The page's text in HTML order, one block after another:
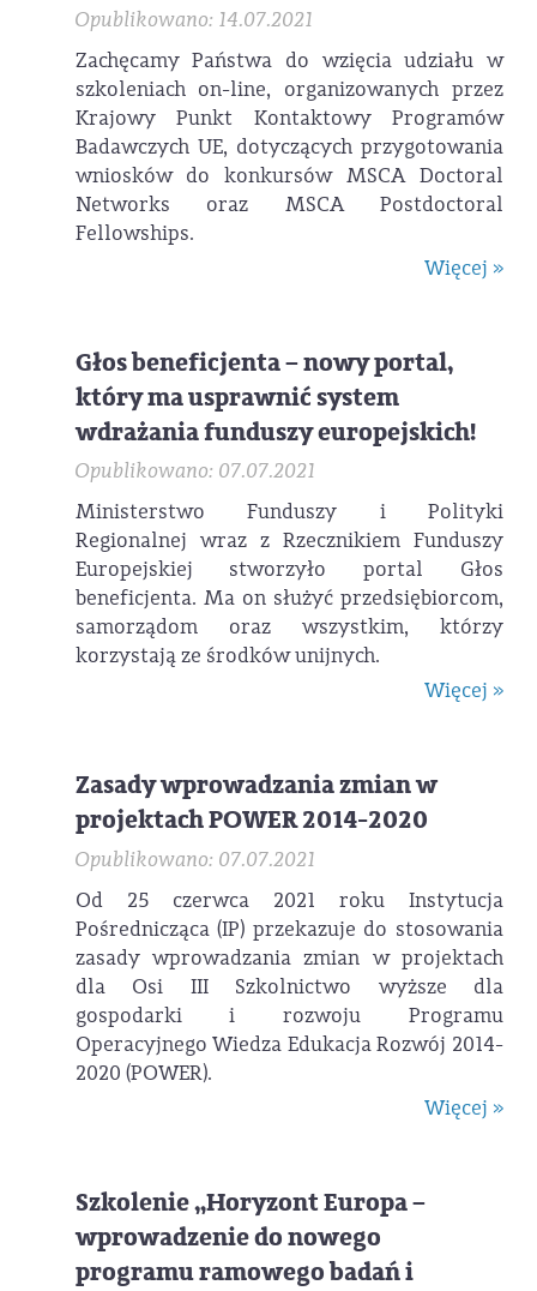
Opublikowano: 14.07.2021
Zachęcamy Państwa do wzięcia udziału w
szkoleniach on-line, organizowanych przez
Krajowy Punkt Kontaktowy Programów
Badawczych UE, dotyczących przygotowania
wniosków do konkursów MSCA Doctoral
Networks oraz MSCA Postdoctoral
Fellowships.
Więcej »
Głos beneficjenta – nowy portal,
który ma usprawnić system
wdrażania funduszy europejskich!
Opublikowano: 07.07.2021
Ministerstwo Funduszy i Polityki
Regionalnej wraz z Rzecznikiem Funduszy
Europejskiej stworzyło portal Głos
beneficjenta. Ma on służyć przedsiębiorcom,
samorządom oraz wszystkim, którzy
korzystają ze środków unijnych.
Więcej »
Zasady wprowadzania zmian w
projektach POWER 2014-2020
Opublikowano: 07.07.2021
Od 25 czerwca 2021 roku Instytucja
Pośrednicząca (IP) przekazuje do stosowania
zasady wprowadzania zmian w projektach
dla Osi III Szkolnictwo wyższe dla
gospodarki i rozwoju Programu
Operacyjnego Wiedza Edukacja Rozwój 2014-
2020 (POWER).
Więcej »
Szkolenie „Horyzont Europa –
wprowadzenie do nowego
programu ramowego badań i